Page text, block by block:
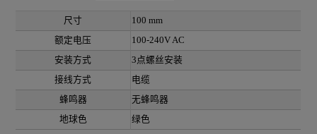
尺寸
100 mm
额定电压
100-240V AC
安装方式
3点螺丝安装
接线方式
电缆
蜂鸣器
无蜂鸣器
地球色
绿色